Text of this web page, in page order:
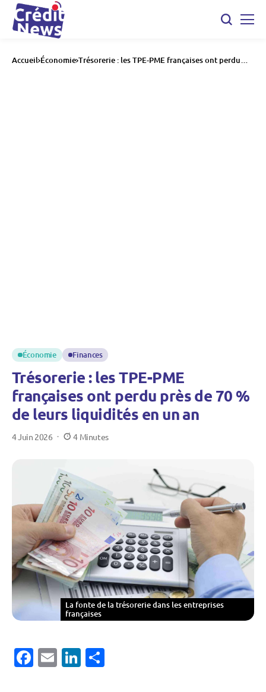
Accueil Économie Trésorerie : les TPE-PME françaises ont perdu
près de 70 % de leurs liquidités en un an
Économie Finances
Trésorerie : les TPE-PME
françaises ont perdu près de 70 %
de leurs liquidités en un an
4 Juin 2026 4 Minutes
La fonte de la trésorerie dans les entreprises
françaises
Facebook
EmailLinkedIn